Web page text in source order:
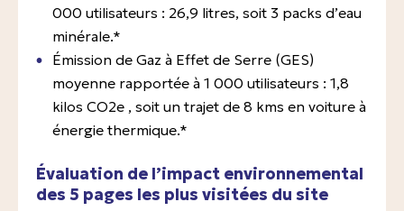
000 utilisateurs : 26,9 litres, soit 3 packs d’eau
minérale.*
Émission de Gaz à Effet de Serre (GES)
moyenne rapportée à 1 000 utilisateurs : 1,8
kilos CO2e , soit un trajet de 8 kms en voiture à
énergie thermique.*
Évaluation de l’impact environnemental
des 5 pages les plus visitées du site